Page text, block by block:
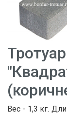
Вес - 1,3 кг.